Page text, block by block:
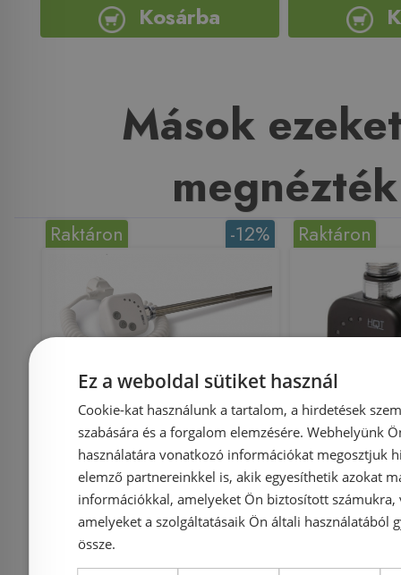
Kosárba
Mások
megnézték
Bemutatóteremben
kiállítva
-12%
Raktáron
RADECO HEC 1.0
elektromos fűtőpatron,
fehér, 600 W
(HE1RDSCWX06X)
Raktáron
Még 2 db
Ez a weboldal sütiket használ
Cookie-kat használunk a tartalom, a hirdetések
szabására és a forgalom elemzésére. Webhelyünk
használatára vonatkozó információkat megosztjuk
elemző partnereinkkel is, akik egyesíthetik azokat
információkkal, amelyeket Ön biztosított számukra,
amelyeket a szolgáltatásaik Ön általi használatából
össze.